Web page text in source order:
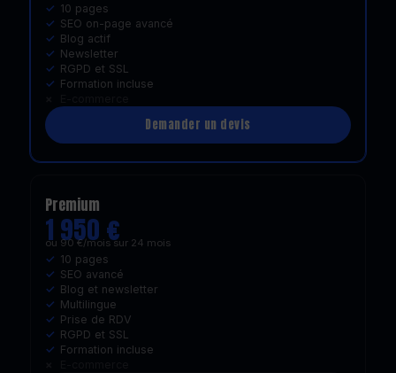
10 pages
SEO on-page avancé
Blog actif
Newsletter
RGPD et SSL
Formation incluse
Demander un devis
Premium
1 950 €
ou 90 €/mois sur 24 mois
10 pages
SEO avancé
Blog et newsletter
Multilingue
Prise de RDV
RGPD et SSL
Formation incluse